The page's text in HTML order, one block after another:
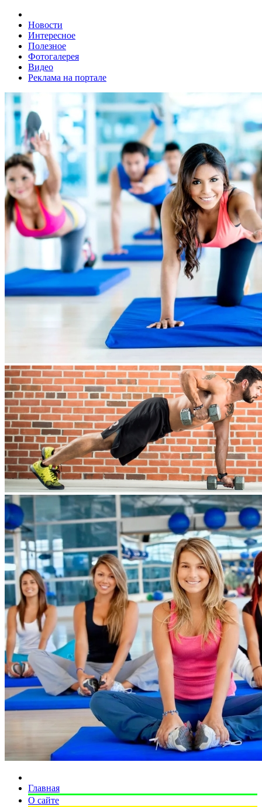
Новости
Интересное
Полезное
Фотогалерея
Видео
Реклама на портале
Главная
О сайте